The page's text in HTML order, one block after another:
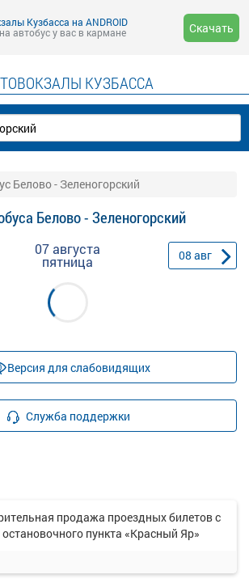
Кузбасса на ANDROID
автобус у вас в кармане
Скачать
КУЗБАССА
Белово - Зеленогорский
Белово - Зеленогорский
07 августа
пятница 08 авг
Версия для слабовидящих
Служба поддержки
продажа проездных билетов с
пункта «Красный Яр»